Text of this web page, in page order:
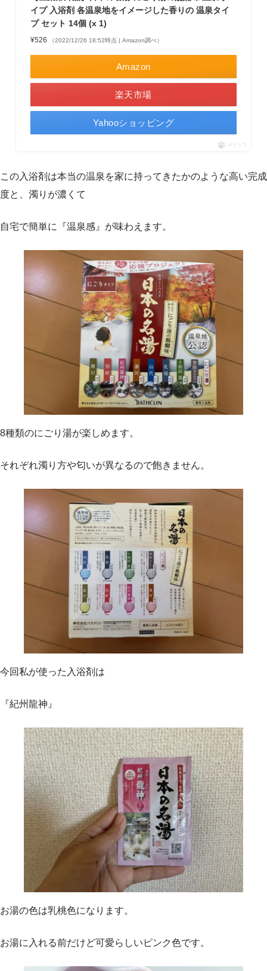
イプ 入浴剤 各温泉地をイメージした香りの 温泉タイ
プ セット 14個 (x 1)
¥526 （2022/12/26 18:52時点 | Amazon調べ）
Amazon
楽天市場
Yahooショッピング
ポチップ
この入浴剤は本当の温泉を家に持ってきたかのような高い完成
度と、濁りが濃くて
自宅で簡単に『温泉感』が味わえます。
8種類のにごり湯が楽しめます。
それぞれ濁り方や匂いが異なるので飽きません。
今回私が使った入浴剤は
『紀州龍神』
お湯の色は乳桃色になります。
お湯に入れる前だけど可愛らしいピンク色です。